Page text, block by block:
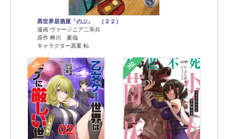
異世界居酒屋「のぶ」 （２２）
漫画 ヴァージニア二等兵
原作 蝉川 夏哉
キャラクター原案 転
2位 3位